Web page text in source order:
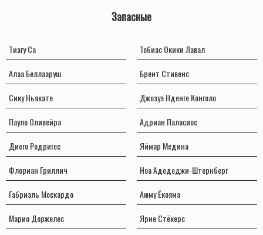
Запасные
Тиагу Са
Алаа Беллааруш
Сику Ньякате
Пауло Оливейра
Диего Родригес
Флориан Гриллич
Габриэль Москардо
Марио Доржелес
Тобиас Окики Лавал
Брент Стивенс
Джозуэ Нденге Конголо
Адриан Паласиос
Яймар Медина
Ноа Адедеджи-Штернберг
Аюму Ёкояма
Ярне Стёкерс